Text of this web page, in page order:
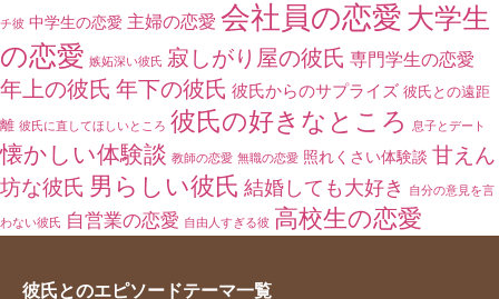
チ彼 中学生の恋愛 主婦の恋愛 会社員の恋愛 大学生
の恋愛 嫉妬深い彼氏 寂しがり屋の彼氏 専門学生の恋愛
年上の彼氏 年下の彼氏 彼氏からのサプライズ 彼氏との遠距
離 彼氏に直してほしいところ 彼氏の好きなところ 息子とデート
懐かしい体験談 教師の恋愛 無職の恋愛 照れくさい体験談 甘えん
坊な彼氏 男らしい彼氏 結婚しても大好き 自分の意見を言
わない彼氏 自営業の恋愛 自由人すぎる彼 高校生の恋愛
彼氏とのエピソードテーマ一覧